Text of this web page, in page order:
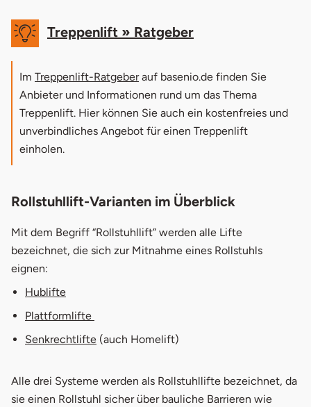
3.
Rollstuhllift-Preise im Vergleich
5. Voraussetzungen für den Einbau eines
Rollstuhllifts
Treppenlift » Ratgeber
Im Treppenlift-Ratgeberauf basenio.de finden Sie
Anbieter und Informationen rund um das Thema
Treppenlift. Hier können Sie auch ein kostenfreies und
unverbindliches Angebot für einen Treppenlift
einholen.
Rollstuhllift-Varianten im Überblick
Mit dem Begriff “Rollstuhllift” werden alle Lifte
bezeichnet, die sich zur Mitnahme eines Rollstuhls
eignen:
Hublifte
Plattformlifte
Senkrechtlifte (auch Homelift)
Alle drei Systeme werden als Rollstuhllifte bezeichnet, da
sie einen Rollstuhl sicher über bauliche Barrieren wie